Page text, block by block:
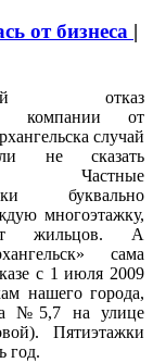
от бизнеса |
отказ
компании от
случай
не сказать
Частные
буквально
многоэтажку,
жильцов. А
сама
с 1 июля 2009
нашего города,
№5,7 на улице
Пятиэтажки
год.